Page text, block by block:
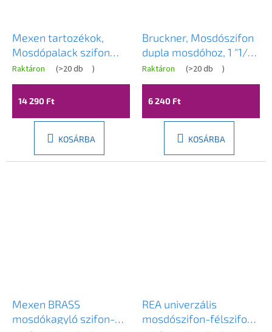
Mexen tartozékok,
Mosdópalack szifon
kerek, click-clack
dugóval, túlfolyóval,
króm, 7992050-00
Raktáron (>20 db )
14 290 Ft
KOSÁRBA
Bruckner, Mosdószifon
dupla mosdóhoz, 1 "1/4,
hulladék 40 mm, fehér,
151.132.0
Raktáron (>20 db )
6 240 Ft
KOSÁRBA
Mexen BRASS
mosdókagyló szifon-
REA univerzális
mosdószifon-félszifon